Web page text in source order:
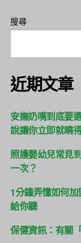
搜尋
近期文章
安撫奶嘴到底要
說讓你立即就曉
照護嬰幼兒常見
一次？
1分鐘弄懂如何
給你聽
保健資訊：有關